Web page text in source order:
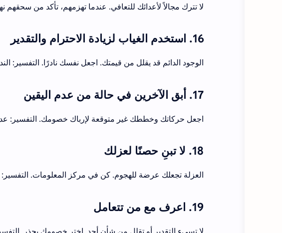
لا تترك مجالاً لأعدائك للتعافي. عندما تهزمهم، تأكد من سحقهم
16. استخدم الغياب لزيادة الاحترام والتقدير
الوجود الدائم قد يقلل من قيمتك. اجعل نفسك نادرًا. التفسير:
17. أبق الآخرين في حالة من عدم اليقين
اجعل حركاتك وخططك غير متوقعة لإرباك خصومك. التفسير:
18. لا تبنِ حصنًا لعزلك
العزلة تجعلك عرضة للهجوم. كن في مركز المعلومات. التفسير:
19. اعرف مع من تتعامل